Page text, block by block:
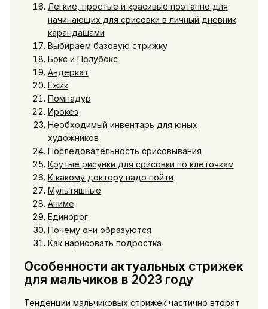
Легкие, простые и красивые поэтапно для
начинающих для срисовки в личный дневник
карандашами
Выбираем базовую стрижку
Бокс и Полубокс
Андеркат
Ежик
Помпадур
Ирокез
Необходимый инвентарь для юных
художников
Последовательность срисовывания
Крутые рисунки для срисовки по клеточкам
К какому доктору надо пойти
Мультяшные
Аниме
Единорог
Почему они образуются
Как нарисовать подростка
Особенности актуальных стрижек
для мальчиков в 2023 году
Тенденции мальчиковых стрижек частично вторят